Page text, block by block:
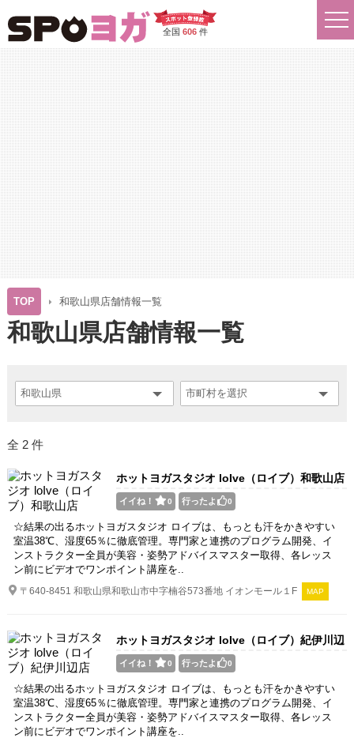
全国 606件
TOP 和歌山県店舗情報一覧
和歌山県店舗情報一覧
全 2 件
ホットヨガスタジオ loIve（ロイブ）和歌山店
イイね！ 0 行ったよ 0
☆結果の出るホットヨガスタジオ ロイブは、もっとも汗をかきやすい
室温38℃、湿度65％に徹底管理。専門家と連携のプログラム開発、イ
ンストラクター全員が美容・姿勢アドバイスマスター取得、各レッス
ン前にビデオでワンポイント講座を..
〒640-8451 和歌山県和歌山市中字楠谷573番地 イオンモール１F MAP
ホットヨガスタジオ loIve（ロイブ）紀伊川辺
店イイね！ 0 行ったよ 0
☆結果の出るホットヨガスタジオ ロイブは、もっとも汗をかきやすい
室温38℃、湿度65％に徹底管理。専門家と連携のプログラム開発、イ
ンストラクター全員が美容・姿勢アドバイスマスター取得、各レッス
ン前にビデオでワンポイント講座を..